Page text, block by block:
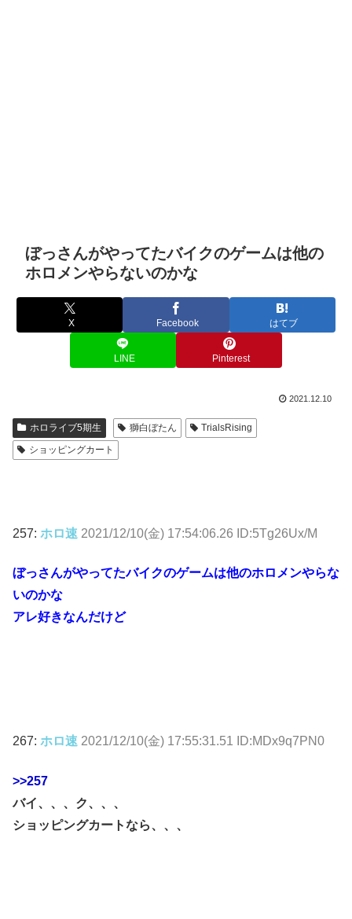
ぼっさんがやってたバイクのゲームは他の
ホロメンやらないのかな
X Facebook はてブ
LINE Pinterest
2021.12.10
ホロライブ5期生 獅白ぼたん
TrialsRising
ショッピングカート
257: ホロ速 2021/12/10(金) 17:54:06.26 ID:5Tg26Ux/M
ぼっさんがやってたバイクのゲームは他のホロメンやらな
いのかな
アレ好きなんだけど
267: ホロ速 2021/12/10(金) 17:55:31.51 ID:MDx9q7PN0
>>257
バイ、、、ク、、、
ショッピングカートなら、、、